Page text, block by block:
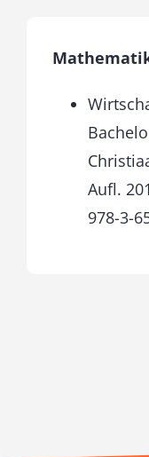
Aufl.
978-3-